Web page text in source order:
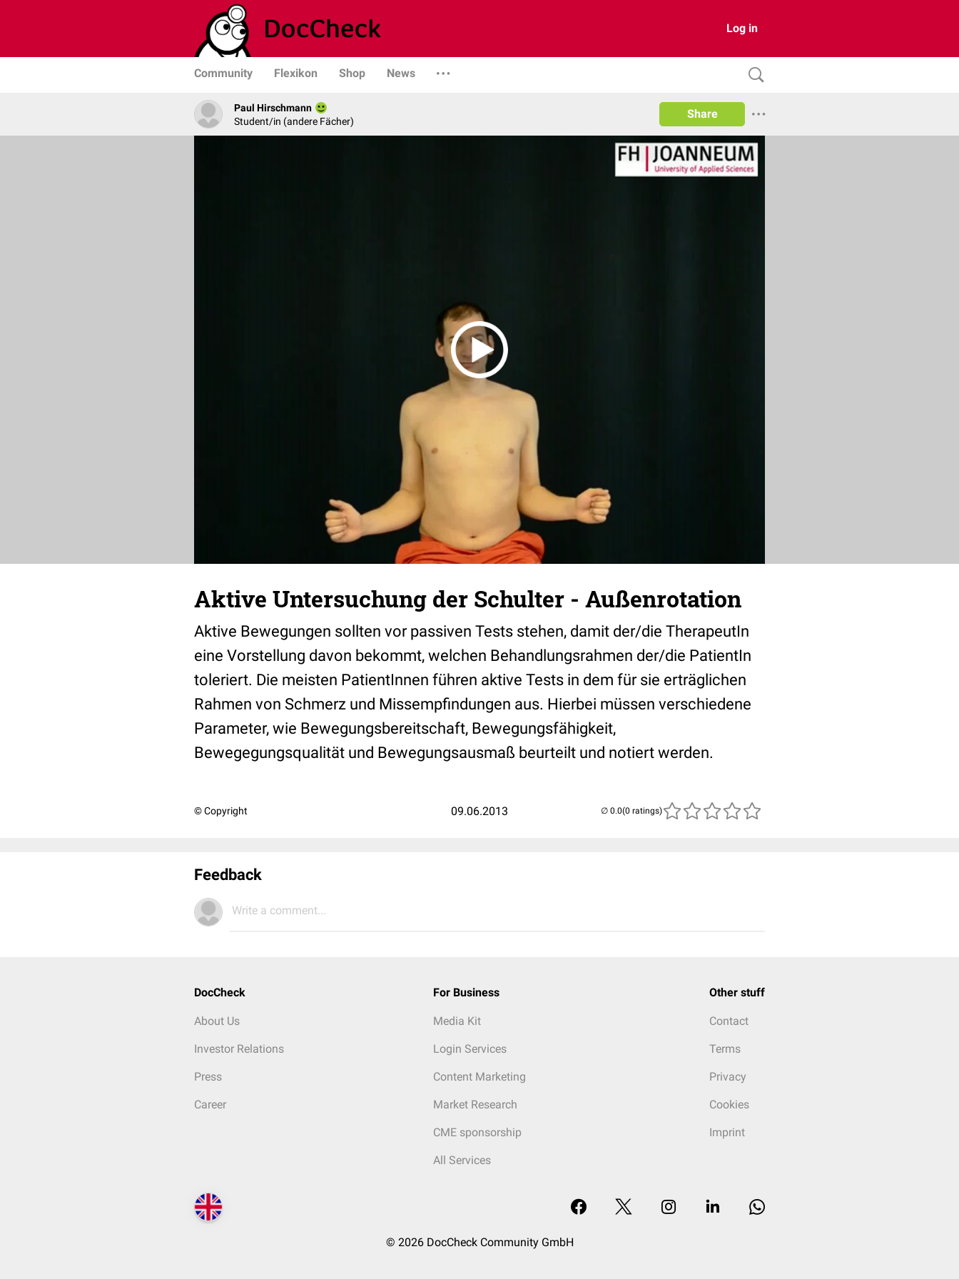
Log in
Community Flexikon Shop News
Paul Hirschmann
Student/in (andere Fächer)
Share
Aktive Untersuchung der Schulter - Außenrotation
Aktive Bewegungen sollten vor passiven Tests stehen, damit der/die TherapeutIn
eine Vorstellung davon bekommt, welchen Behandlungsrahmen der/die PatientIn
toleriert. Die meisten PatientInnen führen aktive Tests in dem für sie erträglichen
Rahmen von Schmerz und Missempfindungen aus. Hierbei müssen verschiedene
Parameter, wie Bewegungsbereitschaft, Bewegungsfähigkeit,
Bewegegungsqualität und Bewegungsausmaß beurteilt und notiert werden.
© Copyright 09.06.2013 (0 ratings)
Feedback
Write a comment...
DocCheck
About Us
Investor Relations
Press
Career
For Business
Media Kit
Login Services
Content Marketing
Market Research
CME sponsorship
All Services
Other stuff
Contact
Terms
Privacy
Cookies
Imprint
© 2026 DocCheck Community GmbH